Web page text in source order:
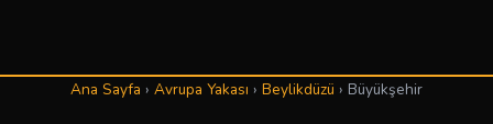
Ana Sayfa › Avrupa Yakası › Beylikdüzü › Büyükşehir